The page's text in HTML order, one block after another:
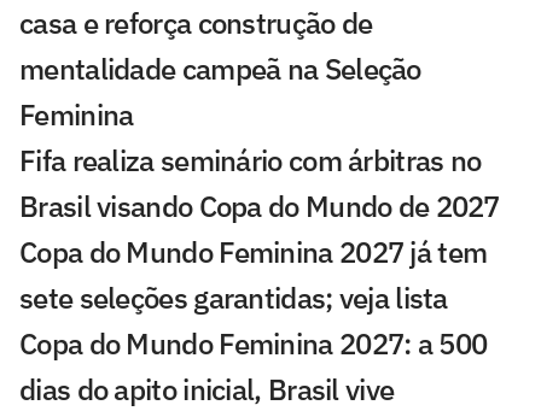
casa e reforça construção de
mentalidade campeã na Seleção
Feminina
Fifa realiza seminário com árbitras no
Brasil visando Copa do Mundo de 2027
Copa do Mundo Feminina 2027 já tem
sete seleções garantidas; veja lista
Copa do Mundo Feminina 2027: a 500
dias do apito inicial, Brasil vive